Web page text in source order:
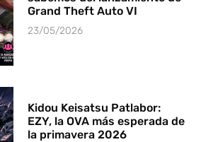
Grand Theft Auto VI
23/05/2026
Kidou Keisatsu Patlabor:
EZY, la OVA más esperada de
la primavera 2026